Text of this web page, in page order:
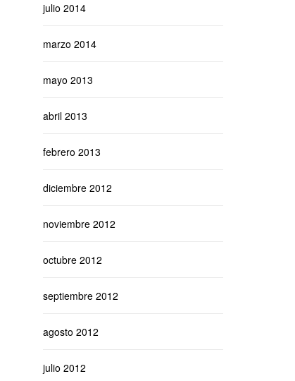
julio 2014
marzo 2014
mayo 2013
abril 2013
febrero 2013
diciembre 2012
noviembre 2012
octubre 2012
septiembre 2012
agosto 2012
julio 2012